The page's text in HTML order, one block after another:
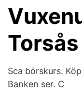
Sca börskurs.
Banken ser. C